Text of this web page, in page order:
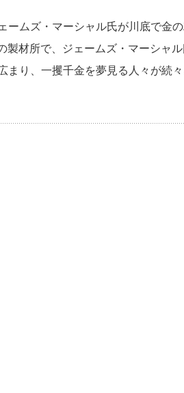
ームズ・マーシャル氏が川底で金
材所で、ジェームズ・マーシャ
り、一攫千金を夢見る人々が続